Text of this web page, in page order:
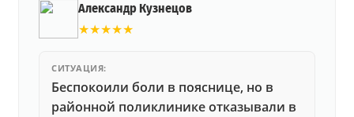
Александр Кузнецов
★★★★★
СИТУАЦИЯ:
Беспокоили боли в пояснице, но в
районной поликлинике отказывали в